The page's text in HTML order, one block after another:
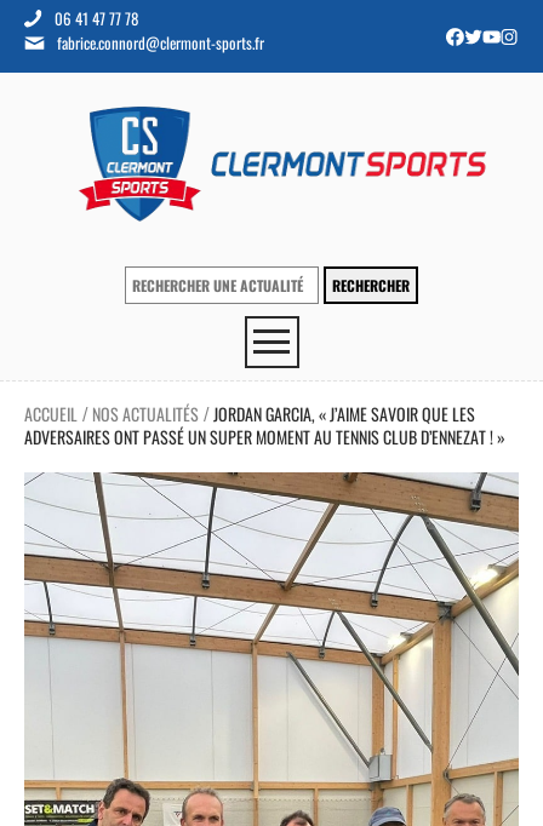
06 41 47 77 78
fabrice.connord@clermont-sports.fr
ACCUEIL / NOS ACTUALITÉS / JORDAN GARCIA, « J’AIME SAVOIR QUE LES
ADVERSAIRES ONT PASSÉ UN SUPER MOMENT AU TENNIS CLUB D’ENNEZAT ! »